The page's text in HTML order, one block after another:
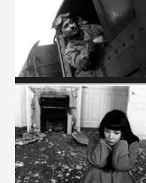
CHEMINS DE FER